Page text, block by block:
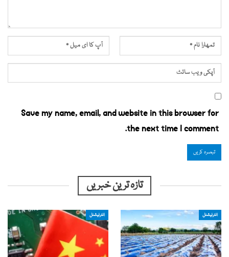
Save my name, email, and website in this browser for
the next time I comment.
تازہ ترین خبریں
انٹرنیشنل انٹرنیشنل